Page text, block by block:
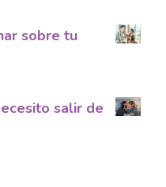
sobre tu
salir de